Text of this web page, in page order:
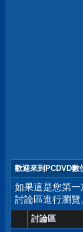
歡迎來到PCDVD數
如果這是您第
討論區進行瀏覽
討論區